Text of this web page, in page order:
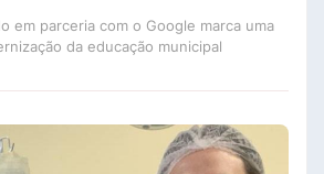
em parceria com o Google marca uma
da educação municipal